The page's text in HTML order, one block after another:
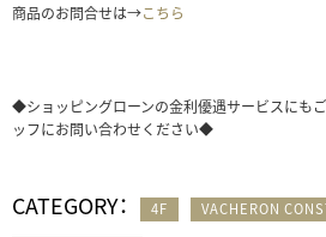
商品のお問合せは→こちら
◆ショッピングローンの金利優遇サービスにもご
ッフにお問い合わせください◆
CATEGORY： 4F
VACHERON